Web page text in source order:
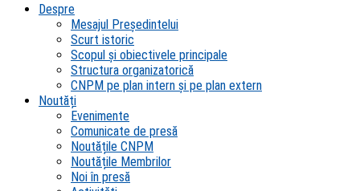
Despre
Mesajul Președintelui
Scurt istoric
Scopul şi obiectivele principale
Structura organizatorică
CNPM pe plan intern şi pe plan extern
Noutăți
Evenimente
Comunicate de presă
Noutățile CNPM
Noutățile Membrilor
Noi în presă